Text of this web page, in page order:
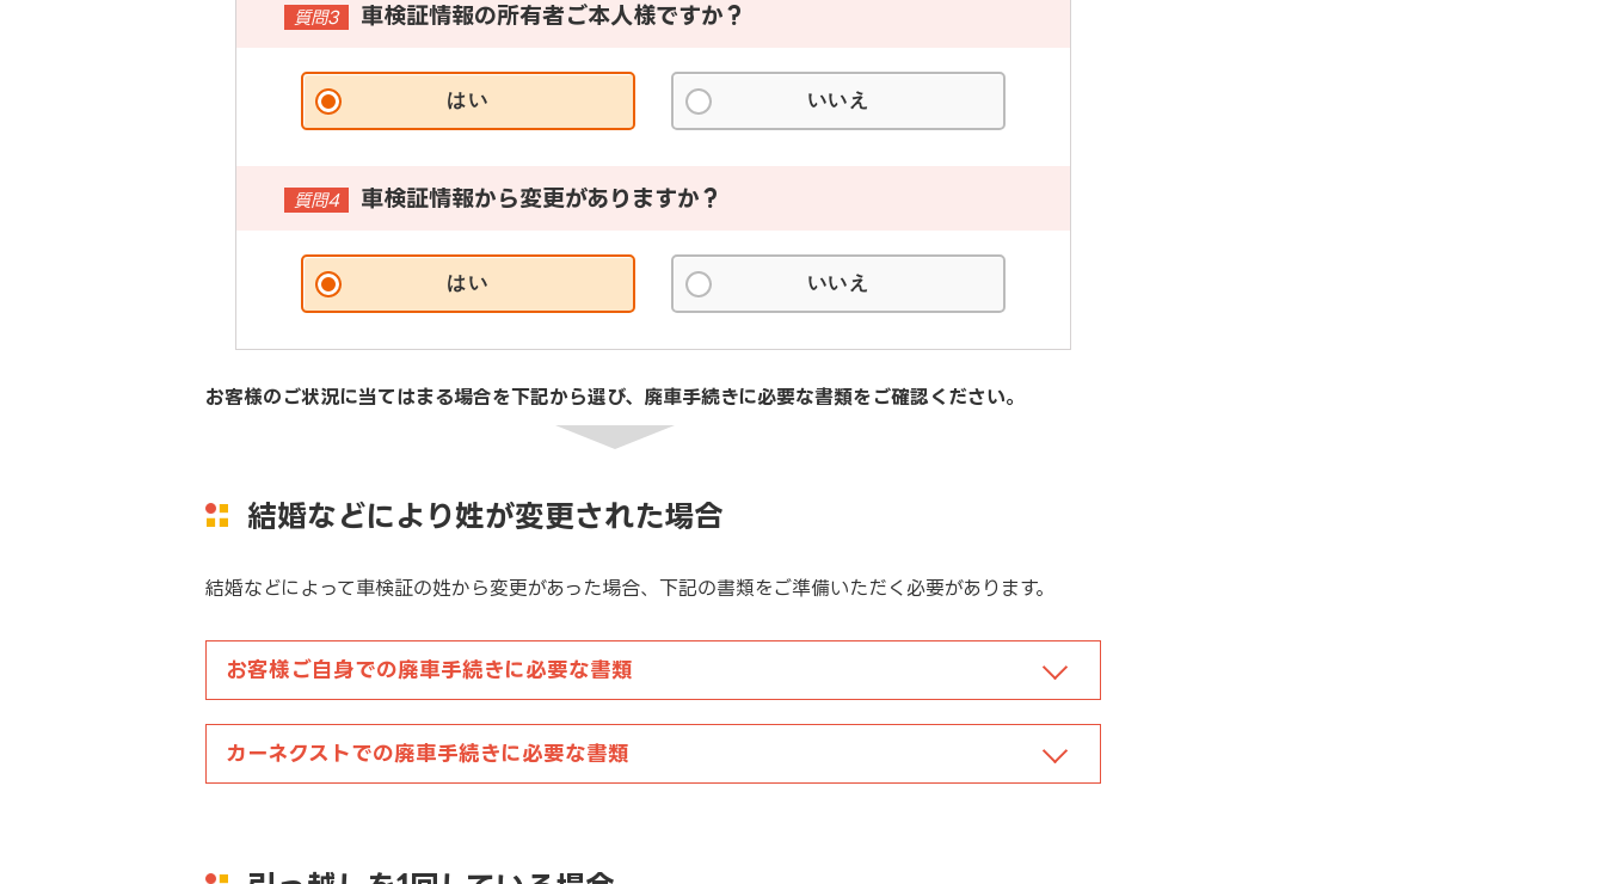
質問3 車検証情報の所有者ご本人様ですか？
はい いいえ
質問4 車検証情報から変更がありますか？
はい いいえ
お客様のご状況に当てはまる場合を下記から選び、廃車手続きに必要な書類をご確認ください。
結婚などにより姓が変更された場合
結婚などによって車検証の姓から変更があった場合、下記の書類をご準備いただく必要があります。
お客様ご自身での廃車手続きに必要な書類
カーネクストでの廃車手続きに必要な書類